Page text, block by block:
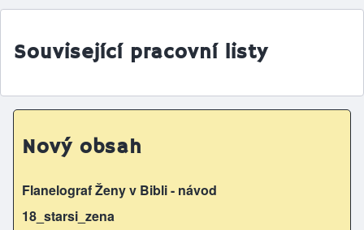
Související pracovní listy
Nový obsah
Flanelograf Ženy v Bibli - návod
18_starsi_zena